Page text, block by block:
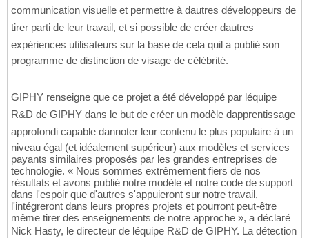
communication visuelle et permettre à dautres développeurs de
tirer parti de leur travail, et si possible de créer dautres
expériences utilisateurs sur la base de cela quil a publié son
programme de distinction de visage de célébrité.
GIPHY renseigne que ce projet a été développé par léquipe
R&D de GIPHY dans le but de créer un modèle dapprentissage
approfondi capable dannoter leur contenu le plus populaire à un
niveau égal (et idéalement supérieur) aux modèles et services
payants similaires proposés par les grandes entreprises de
technologie. « Nous sommes extrêmement fiers de nos
résultats et avons publié notre modèle et notre code de support
dans l'espoir que d'autres s'appuieront sur notre travail,
l'intégreront dans leurs propres projets et pourront peut-être
même tirer des enseignements de notre approche », a déclaré
Nick Hasty, le directeur de léquipe R&D de GIPHY. La détection